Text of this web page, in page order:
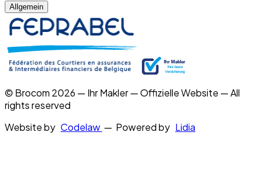
Allgemein
© Brocom 2026 — Ihr Makler — Offizielle Website — All
rights reserved
Website by Codelaw — Powered by Lidia